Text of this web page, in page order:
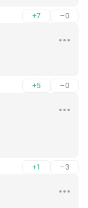
+7 –0
+5 –0
+1 –3